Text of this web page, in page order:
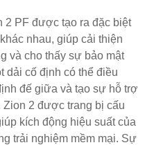
2 PF được tạo ra đặc biệt
nhau, giúp cải thiện
và cho thấy sự bảo mật
dải cố định có thể điều
đế giữa và tạo sự hỗ trợ
2 được trang bị cấu
kích động hiệu suất của
trải nghiệm mềm mại. Sự